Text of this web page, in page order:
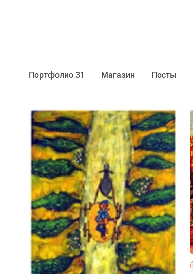
Портфолио 31 Maгазин Посты